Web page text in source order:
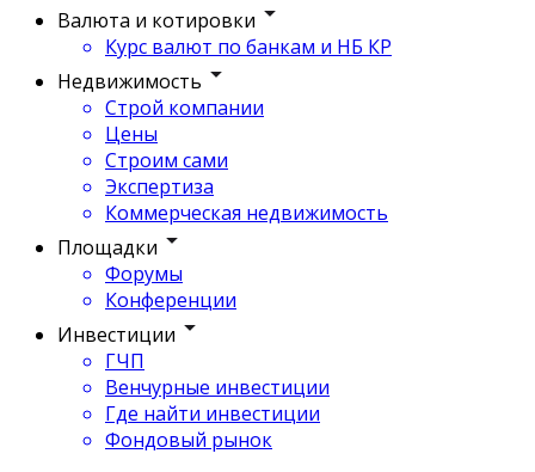
Валюта и котировки
Курс валют по банкам и НБ КР
Недвижимость
Строй компании
Цены
Строим сами
Экспертиза
Коммерческая недвижимость
Площадки
Форумы
Конференции
Инвестиции
ГЧП
Венчурные инвестиции
Где найти инвестиции
Фондовый рынок